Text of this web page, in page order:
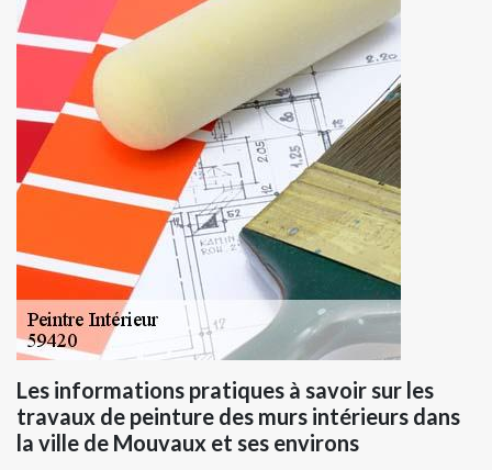
Les informations pratiques à savoir sur les
travaux de peinture des murs intérieurs dans
la ville de Mouvaux et ses environs